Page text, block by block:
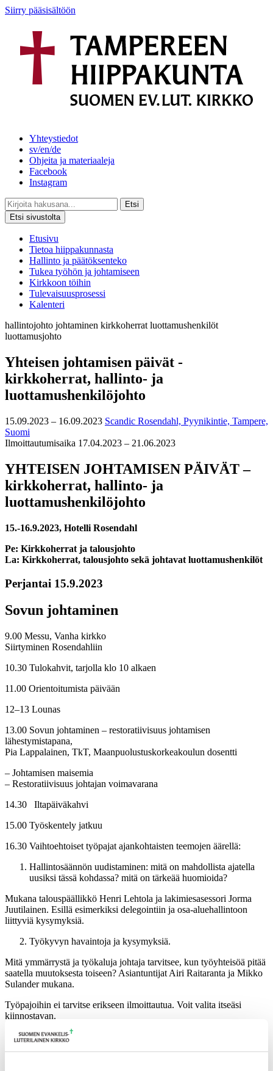
Siirry pääsisältöön
Yhteystiedot
sv/en/de
Ohjeita ja materiaaleja
Facebook
Instagram
Etsi
Etsi sivustolta
Etusivu
Tietoa hiippakunnasta
Hallinto ja päätöksenteko
Tukea työhön ja johtamiseen
Kirkkoon töihin
Tulevaisuusprosessi
Kalenteri
hallintojohto johtaminen kirkkoherrat luottamushenkilöt
luottamusjohto
Yhteisen johtamisen päivät -
kirkkoherrat, hallinto- ja
luottamushenkilöjohto
15.09.2023 – 16.09.2023 Scandic Rosendahl, Pyynikintie, Tampere,
Suomi
Ilmoittautumisaika 17.04.2023 – 21.06.2023
YHTEISEN JOHTAMISEN PÄIVÄT –
kirkkoherrat, hallinto- ja
luottamushenkilöjohto
15.-16.9.2023, Hotelli Rosendahl
Pe: Kirkkoherrat ja talousjohto
La: Kirkkoherrat, talousjohto sekä johtavat luottamushenkilöt
Perjantai 15.9.2023
Sovun johtaminen
9.00 Messu, Vanha kirkko
Siirtyminen Rosendahliin
10.30 Tulokahvit, tarjolla klo 10 alkaen
11.00 Orientoitumista päivään
12–13 Lounas
13.00 Sovun johtaminen – restoratiivisuus johtamisen
lähestymistapana,
Pia Lappalainen, TkT, Maanpuolustuskorkeakoulun dosentti
– Johtamisen maisemia
– Restoratiivisuus johtajan voimavarana
14.30 Iltapäiväkahvi
15.00 Työskentely jatkuu
16.30 Vaihtoehtoiset työpajat ajankohtaisten teemojen äärellä:
Hallintosäännön uudistaminen: mitä on mahdollista ajatella
uusiksi tässä kohdassa? mitä on tärkeää huomioida?
Mukana talouspäällikkö Henri Lehtola ja lakimiesasessori Jorma
Juutilainen. Esillä esimerkiksi delegointiin ja osa-aluehallintoon
liittyviä kysymyksiä.
Työkyvyn havaintoja ja kysymyksiä.
Mitä ymmärrystä ja työkaluja johtaja tarvitsee, kun työyhteisöä pitää
saatella muutoksesta toiseen? Asiantuntijat Airi Raitaranta ja Mikko
Sulander mukana.
Työpajoihin ei tarvitse erikseen ilmoittautua. Voit valita itseäsi
kiinnostavan.
17.30 Vapaamuotoista ajanviettoa – lenkkeilyä, keskustelua ja lepoa